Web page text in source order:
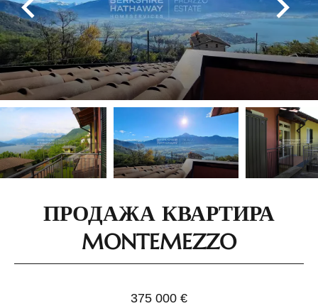
ПРОДАЖА КВАРТИРА
MONTEMEZZO
375 000 €